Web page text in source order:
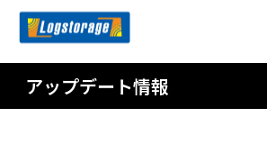
アップデート情報